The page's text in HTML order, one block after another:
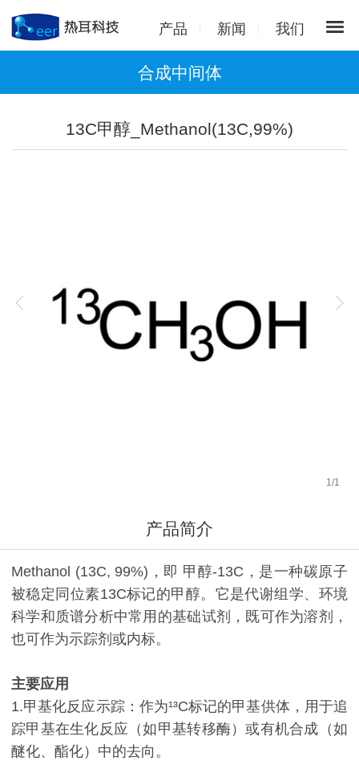
产品 新闻 我们
合成中间体
13C甲醇_Methanol(13C,99%)
1 /1
产品简介
Methanol (13C, 99%)，即 甲醇-13C，是一种碳原子
被稳定同位素13C标记的甲醇。它是代谢组学、环境
科学和质谱分析中常用的基础试剂，既可作为溶剂，
也可作为示踪剂或内标。
主要应用
1.甲基化反应示踪：作为¹³C标记的甲基供体，用于追
踪甲基在生化反应（如甲基转移酶）或有机合成（如
醚化、酯化）中的去向。